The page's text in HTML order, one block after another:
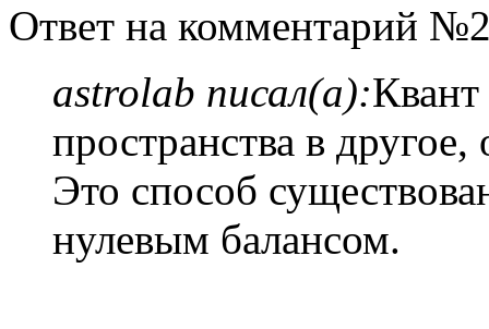
Ответ на комментарий
astrolab писал(а):Квант
пространства в
Это способ
нулевым балансом.